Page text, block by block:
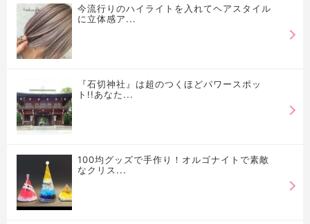
今流行りのハイライトを入れてヘアスタイル
に立体感ア...
『石切神社』は超のつくほどパワースポッ
ト!!あなた...
100均グッズで手作り！オルゴナイトで素敵
なクリス...